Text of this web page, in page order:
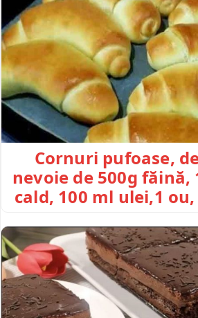
Cornuri pufoase,
nevoie de 500g făină,
cald, 100 ml ulei,1